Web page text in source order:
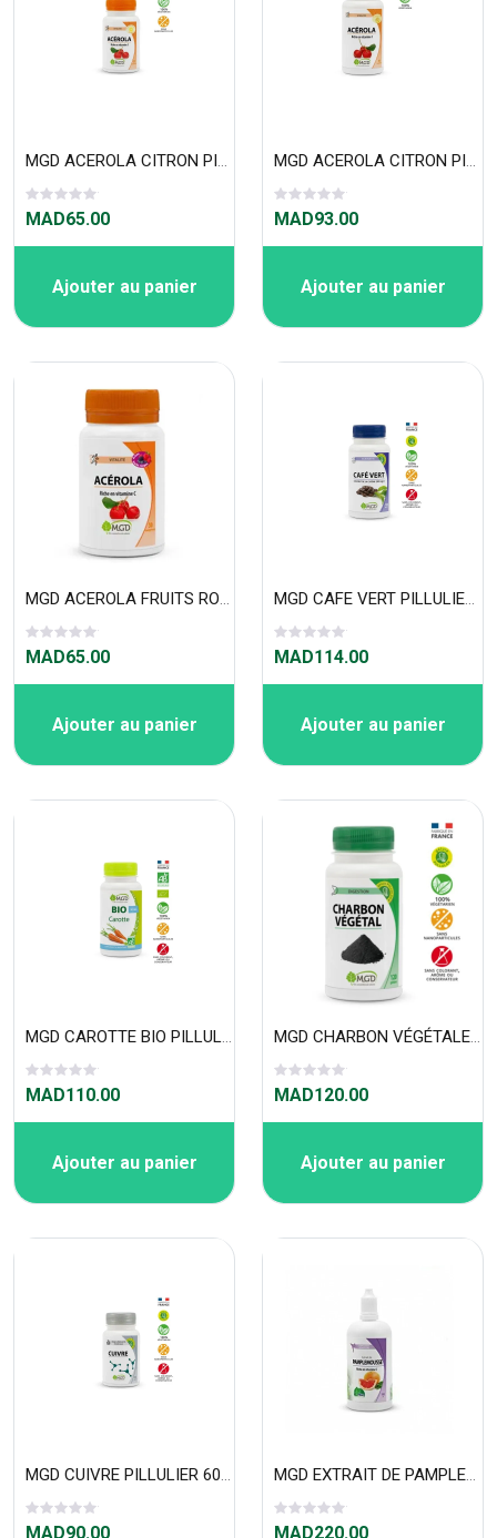
MGD ACEROLA CITRON PILLULIER 30 COMPRIMÉS
MAD65.00
Ajouter au panier
MGD ACEROLA CITRON PILLULIER 50 COMPRIMÉS
MAD93.00
Ajouter au panier
MGD ACEROLA FRUITS ROUGE PILLULIER 30 COMPRIMÉS
MAD65.00
Ajouter au panier
MGD CAFE VERT PILLULIER 120 GÉLULES
MAD114.00
Ajouter au panier
MGD CAROTTE BIO PILLULIER 90 GÉLULES
MAD110.00
Ajouter au panier
MGD CHARBON VÉGÉTALE PILLULIER 120 GÉLULES
MAD120.00
Ajouter au panier
MGD CUIVRE PILLULIER 60 GéLULES
MAD90.00
MGD EXTRAIT DE PAMPLEMOUSSE FLACON 100 ML
MAD220.00